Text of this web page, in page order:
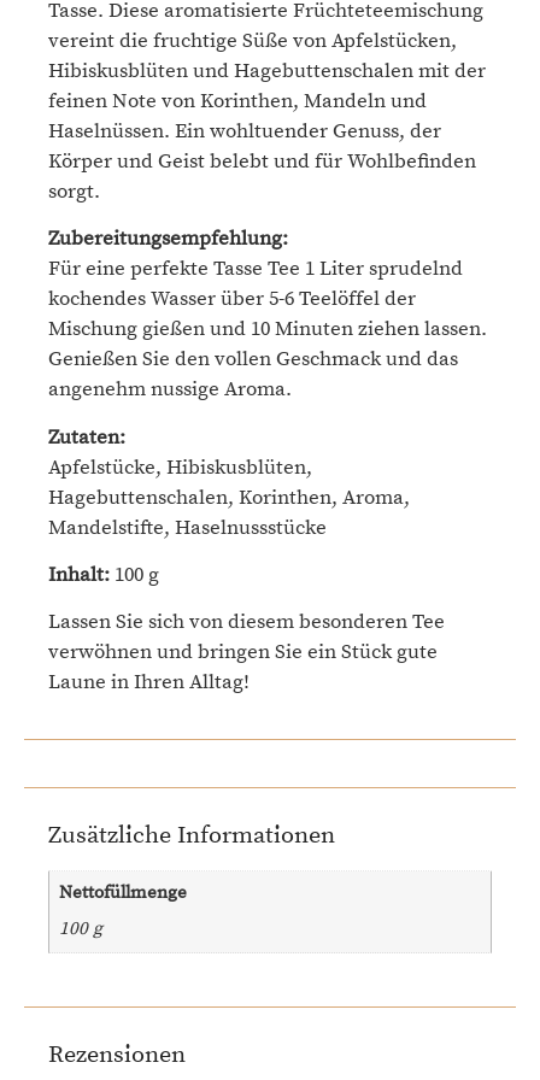
Tasse. Diese aromatisierte Früchteteemischung
vereint die fruchtige Süße von Apfelstücken,
Hibiskusblüten und Hagebuttenschalen mit der
feinen Note von Korinthen, Mandeln und
Haselnüssen. Ein wohltuender Genuss, der
Körper und Geist belebt und für Wohlbefinden
sorgt.
Zubereitungsempfehlung:
Für eine perfekte Tasse Tee 1 Liter sprudelnd
kochendes Wasser über 5-6 Teelöffel der
Mischung gießen und 10 Minuten ziehen lassen.
Genießen Sie den vollen Geschmack und das
angenehm nussige Aroma.
Zutaten:
Apfelstücke, Hibiskusblüten,
Hagebuttenschalen, Korinthen, Aroma,
Mandelstifte, Haselnussstücke
Inhalt: 100 g
Lassen Sie sich von diesem besonderen Tee
verwöhnen und bringen Sie ein Stück gute
Laune in Ihren Alltag!
Zusätzliche Informationen
Nettofüllmenge
100 g
Rezensionen